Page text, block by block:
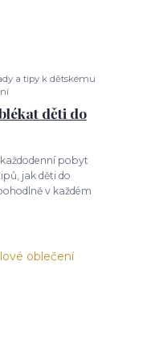
a tipy k dětskému
děti do
pobyt
jak děti do
v každém